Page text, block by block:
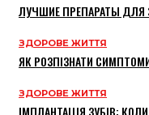
ЛУЧШИЕ ПРЕПАРАТЫ ДЛЯ
ЗДОРОВЕ ЖИТТЯ
ЯК РОЗПІЗНАТИ
ЗДОРОВЕ ЖИТТЯ
ІМПЛАНТАЦІЯ ЗУБІВ: